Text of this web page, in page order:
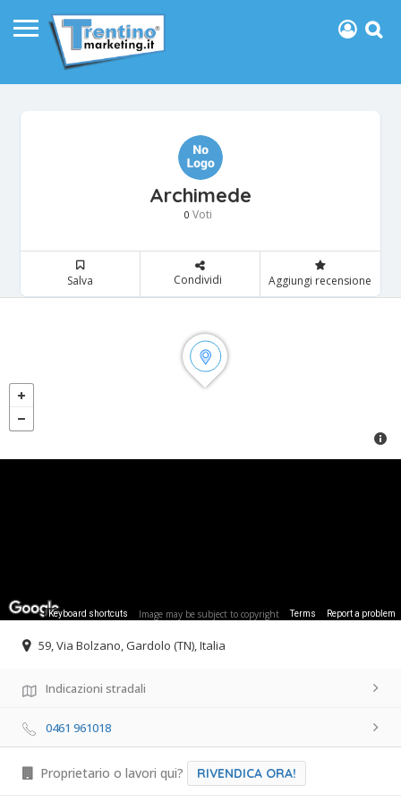
Archimede
0 Voti
Salva Condividi Aggiungi recensione
Keyboard shortcuts Image may be subject to copyright Terms Report a problem
59, Via Bolzano, Gardolo (TN), Italia
Indicazioni stradali
0461 961018
Proprietario o lavori qui? RIVENDICA ORA!